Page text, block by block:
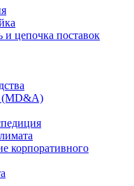
и цепочка поставок
(MD&A)
корпоративного